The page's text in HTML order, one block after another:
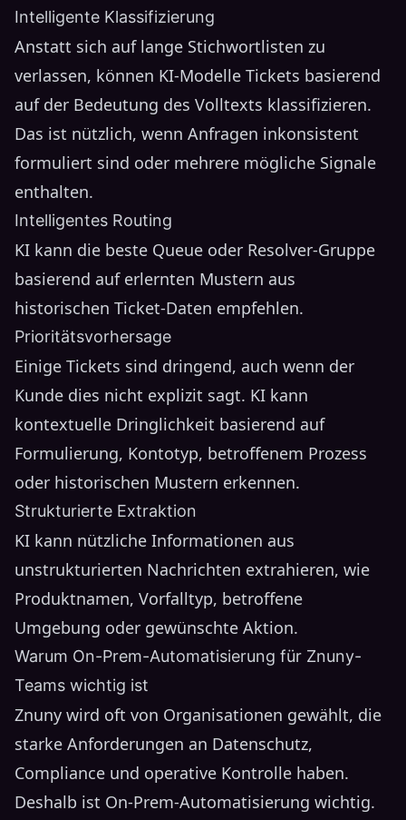
Intelligente Klassifizierung
Anstatt sich auf lange Stichwortlisten zu
verlassen, können KI-Modelle Tickets basierend
auf der Bedeutung des Volltexts klassifizieren.
Das ist nützlich, wenn Anfragen inkonsistent
formuliert sind oder mehrere mögliche Signale
enthalten.
Intelligentes Routing
KI kann die beste Queue oder Resolver-Gruppe
basierend auf erlernten Mustern aus
historischen Ticket-Daten empfehlen.
Prioritätsvorhersage
Einige Tickets sind dringend, auch wenn der
Kunde dies nicht explizit sagt. KI kann
kontextuelle Dringlichkeit basierend auf
Formulierung, Kontotyp, betroffenem Prozess
oder historischen Mustern erkennen.
Strukturierte Extraktion
KI kann nützliche Informationen aus
unstrukturierten Nachrichten extrahieren, wie
Produktnamen, Vorfalltyp, betroffene
Umgebung oder gewünschte Aktion.
Warum On-Prem-Automatisierung für Znuny-
Teams wichtig ist
Znuny wird oft von Organisationen gewählt, die
starke Anforderungen an Datenschutz,
Compliance und operative Kontrolle haben.
Deshalb ist On-Prem-Automatisierung wichtig.